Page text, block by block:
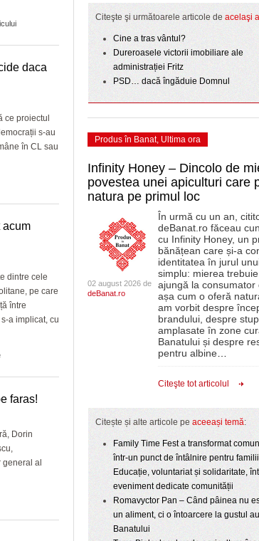
daca
ce proiectul
s-au
în CL sau
acum
dintre cele
pe care
între
a implicat, cu
faras!
Dorin
al
Citeşte şi următoarele articole de acelaşi
Cine a tras vântul?
Dureroasele victorii imobiliare ale
administrației Fritz
PSD… dacă îngăduie Domnul
Produs în Banat, Ultima ora
Infinity Honey – Dincolo de
povestea unei apiculturi care
natura pe primul loc
02 august 2026 de
deBanat.ro
În urmă cu un an,
deBanat.ro făceau
cu Infinity Honey, un
bănățean care și-a
identitatea în jurul
simplu: mierea
ajungă la consumator
așa cum o oferă
am vorbit despre
brandului, despre
amplasate în zone
Banatului și despre
pentru albine
Citeşte tot articolul
Citește și alte articole pe aceeași temă:
Family Time Fest a transformat
într-un punct de întâlnire pentru
Educație, voluntariat și solidaritate,
eveniment dedicate comunității
Romavyctor Pan – Când pâinea nu
un aliment, ci o întoarcere la gustul
Banatului